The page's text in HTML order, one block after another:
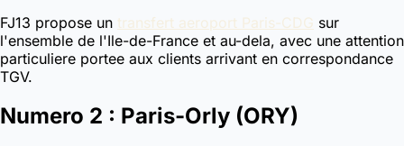
FJ13 propose un transfert aeroport Paris-CDG sur
l'ensemble de l'Ile-de-France et au-dela, avec une attention
particuliere portee aux clients arrivant en correspondance
TGV.
Numero 2 : Paris-Orly (ORY)